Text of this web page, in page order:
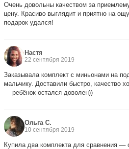
Очень довольны качеством за
цену. Красиво выглядит и приятно на
подарок удался!
Настя
22 сентября 2019
Заказывала комплект с миньонами на
мальчику. Доставили быстро, качество
— ребёнок остался доволен))
Ольга С.
10 сентября 2019
Купила два комплекта для сравнения —